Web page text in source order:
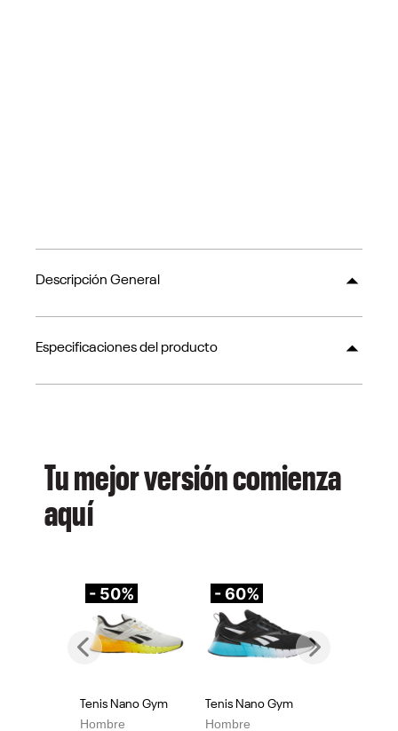
Descripción General
Especificaciones del producto
Tu mejor versión comienza
aquí
- 50%
Tenis Nano Gym
Hombre
- 60%
Tenis Nano Gym
Hombre
Previous